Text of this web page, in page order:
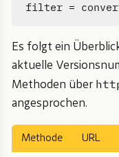
Es folgt ein
aktuelle
Methoden über
angesprochen.
Methode URL